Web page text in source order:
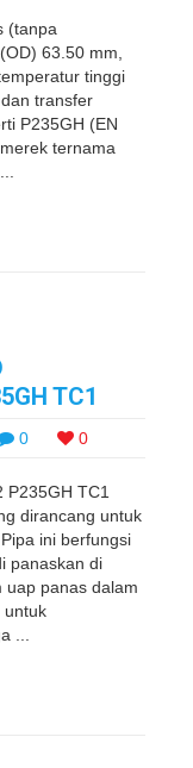
(tanpa
63.50 mm,
tinggi
transfer
P235GH (EN
ternama
TC1
0 0
TC1
dirancang untuk
ini berfungsi
panaskan di
panas dalam
untuk
...